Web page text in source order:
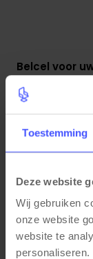
Toestemming
Deze website
Wij gebruiken
onze website
website te
Bekijk
Belcel voor
Projectkleur
4-6 weken
€ 3.999,00